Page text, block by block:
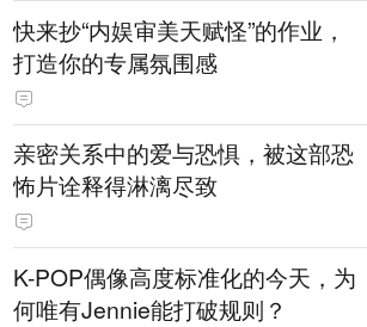
快来抄“内娱审美天赋怪”的作业，
打造你的专属氛围感
亲密关系中的爱与恐惧，被这部恐
怖片诠释得淋漓尽致
K-POP偶像高度标准化的今天，为
何唯有Jennie能打破规则？